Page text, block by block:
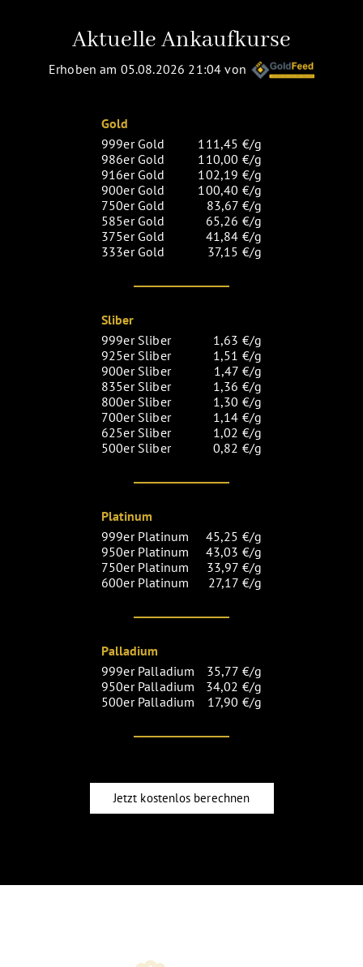
Aktuelle Ankaufkurse
Erhoben am 05.08.2026 21:04 von
Gold
999er Gold
111,45 €/g
986er Gold
110,00 €/g
916er Gold
102,19 €/g
900er Gold
100,40 €/g
750er Gold
83,67 €/g
585er Gold
65,26 €/g
375er Gold
41,84 €/g
333er Gold
37,15 €/g
Sliber
999er Sliber
1,63 €/g
925er Sliber
1,51 €/g
900er Sliber
1,47 €/g
835er Sliber
1,36 €/g
800er Sliber
1,30 €/g
700er Sliber
1,14 €/g
625er Sliber
1,02 €/g
500er Sliber
0,82 €/g
Platinum
999er Platinum
45,25 €/g
950er Platinum
43,03 €/g
750er Platinum
33,97 €/g
600er Platinum
27,17 €/g
Palladium
999er Palladium
35,77 €/g
950er Palladium
34,02 €/g
500er Palladium
17,90 €/g
Jetzt kostenlos berechnen